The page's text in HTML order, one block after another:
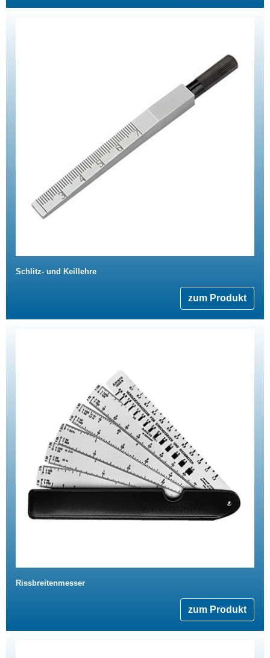
Schlitz- und Keillehre
zum Produkt
Rissbreitenmesser
zum Produkt